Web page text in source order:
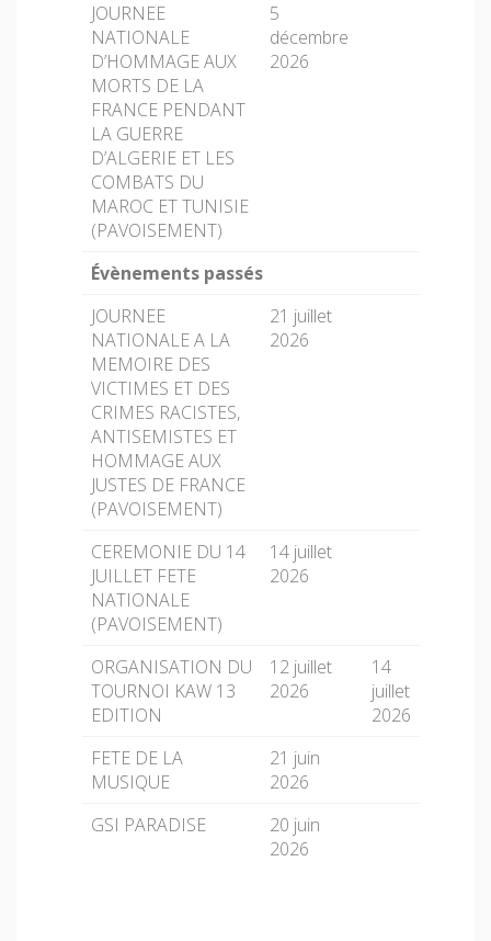
JOURNEE
NATIONALE
D’HOMMAGE AUX
MORTS DE LA
FRANCE PENDANT
LA GUERRE
D’ALGERIE ET LES
COMBATS DU
MAROC ET TUNISIE
(PAVOISEMENT)
5
décembre
2026
Évènements passés
JOURNEE
NATIONALE A LA
MEMOIRE DES
VICTIMES ET DES
CRIMES RACISTES,
ANTISEMISTES ET
HOMMAGE AUX
JUSTES DE FRANCE
(PAVOISEMENT)
21 juillet
2026
CEREMONIE DU 14
JUILLET FETE
NATIONALE
(PAVOISEMENT)
14 juillet
2026
ORGANISATION DU
TOURNOI KAW 13
EDITION
12 juillet
2026
14
juillet
2026
FETE DE LA
MUSIQUE
21 juin
2026
GSI PARADISE
20 juin
2026